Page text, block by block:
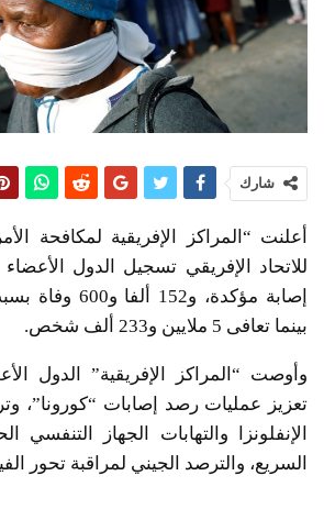
شارك
أعلنت “المراكز الإفريقية لمكافحة
إصابة مؤكدة،
بينما تعافى 5 ملايين و233 ألف شخص.
وأوصت “المراكز الإفريقية” الدول
تعزيز عمليات رصد إصابات “كورونا”،
الإنفلونزا والتهابات الجهاز التنفسي
السريع، والترصد الجيني لمراقبة تحور